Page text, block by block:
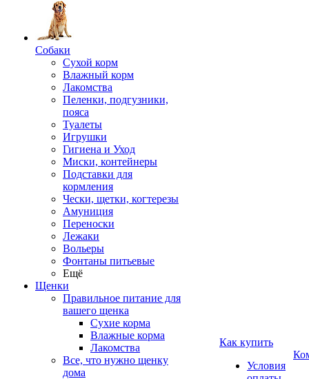
Собаки
Сухой корм
Влажный корм
Лакомства
Пеленки, подгузники,
пояса
Туалеты
Игрушки
Гигиена и Уход
Миски, контейнеры
Подставки для
кормления
Чески, щетки, когтерезы
Амуниция
Переноски
Лежаки
Вольеры
Фонтаны питьевые
Ещё
Щенки
Правильное питание для
вашего щенка
Сухие корма
Влажные корма
Лакомства
Все, что нужно щенку
дома
Как купить
Условия